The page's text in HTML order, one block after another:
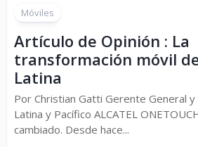
Móviles
Artículo de Opinión : La
transformación móvil
Latina
Por Christian Gatti Gerente General y
Latina y Pacífico ALCATEL
cambiado. Desde hace...